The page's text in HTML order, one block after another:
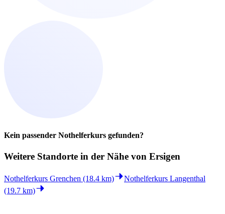
Kein passender Nothelferkurs gefunden?
Weitere Standorte in der Nähe von Ersigen
Nothelferkurs Grenchen (18.4 km)
Nothelferkurs Langenthal
(19.7 km)